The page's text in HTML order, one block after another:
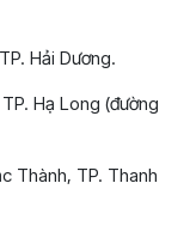
Hải Dương.
Hạ Long (đường
Thành, TP. Thanh